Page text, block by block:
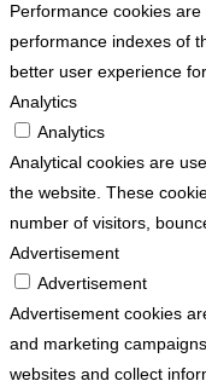
Performance cookies
performance indexes of
better user experience
Analytics
Analytics
Analytical cookies are
the website. These
number of visitors,
Advertisement
Advertisement
Advertisement cookies
and marketing
websites and collect